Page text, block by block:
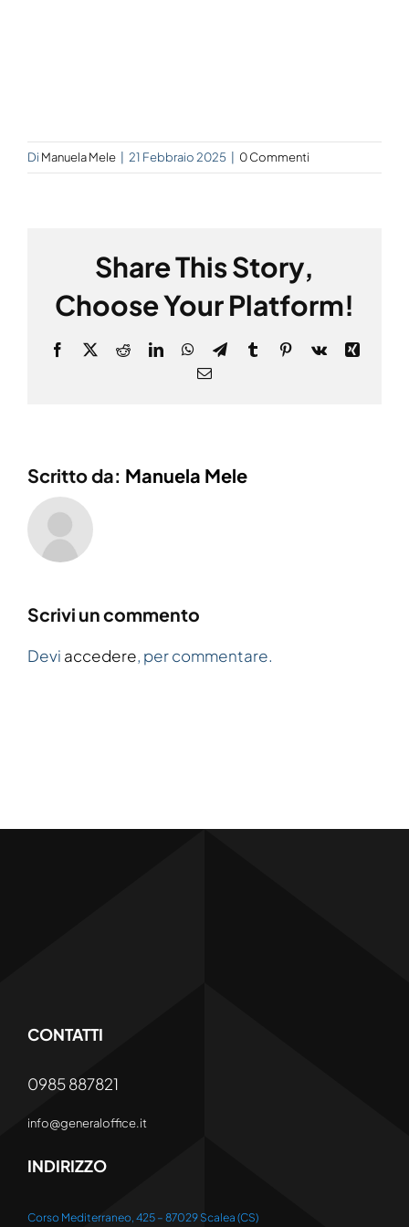
Di Manuela Mele 21 Febbraio 2025 0 Commenti
Share This Story,
Choose Your Platform!
Facebook
X RedditLinkedInWhatsApp
TelegramTumblrPinterest
Vk
Xing
Email
Scritto da: Manuela Mele
Scrivi un commento
Devi accedere, per commentare.
CONTATTI
0985 887821
info@generaloffice.it
INDIRIZZO
Corso Mediterraneo, 425 – 87029 Scalea (CS)